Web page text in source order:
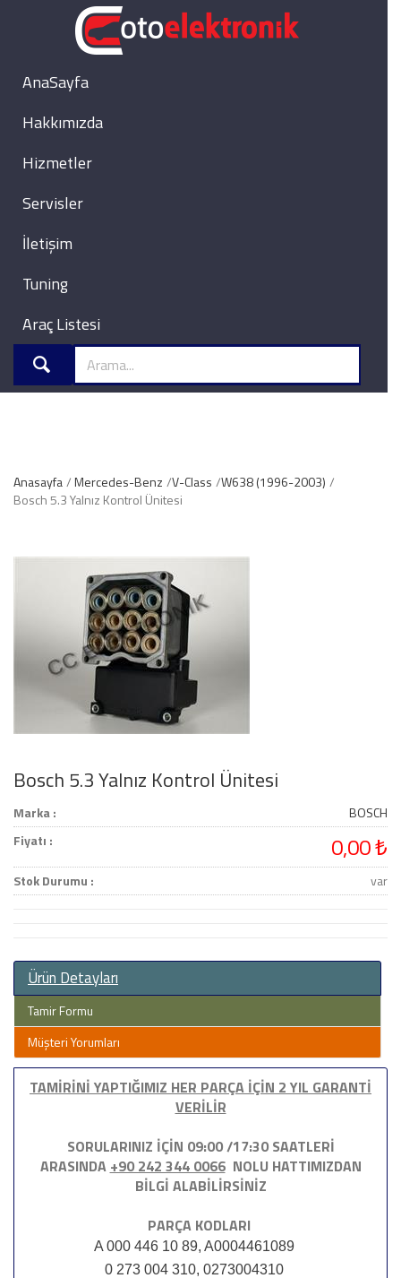
AnaSayfa
Hakkımızda
Hizmetler
Servisler
İletişim
Tuning
Araç Listesi
Anasayfa Mercedes-Benz V-Class W638 (1996-2003)
Bosch 5.3 Yalnız Kontrol Ünitesi
Bosch 5.3 Yalnız Kontrol Ünitesi
Marka :
BOSCH
Fiyatı :
0,00 ₺
Stok Durumu : var
Ürün Detayları
Tamir Formu
Müşteri Yorumları
TAMİRİNİ YAPTIĞIMIZ HER PARÇA İÇİN 2 YIL GARANTİ
VERİLİR
SORULARINIZ İÇİN 09:00 /17:30 SAATLERİ
ARASINDA +90 242 344 0066NOLU HATTIMIZDAN
BİLGİ ALABİLİRSİNİZ
PARÇA KODLARI
A 000 446 10 89, A0004461089
0 273 004 310, 0273004310